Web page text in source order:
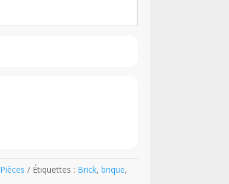
Pièces Étiquettes : Brick, brique,